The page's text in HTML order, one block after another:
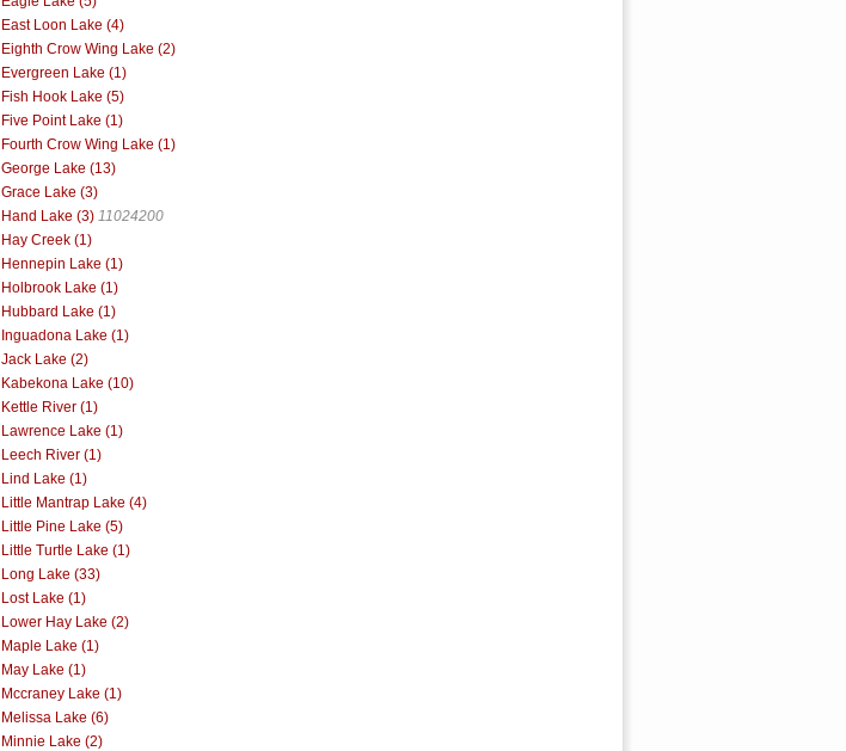
East Loon Lake (4)
Eighth Crow Wing Lake (2)
Evergreen Lake (1)
Fish Hook Lake (5)
Five Point Lake (1)
Fourth Crow Wing Lake (1)
George Lake (13)
Grace Lake (3)
Hand Lake (3) 11024200
Hay Creek (1)
Hennepin Lake (1)
Holbrook Lake (1)
Hubbard Lake (1)
Inguadona Lake (1)
Jack Lake (2)
Kabekona Lake (10)
Kettle River (1)
Lawrence Lake (1)
Leech River (1)
Lind Lake (1)
Little Mantrap Lake (4)
Little Pine Lake (5)
Little Turtle Lake (1)
Long Lake (33)
Lost Lake (1)
Lower Hay Lake (2)
Maple Lake (1)
May Lake (1)
Mccraney Lake (1)
Melissa Lake (6)
Minnie Lake (2)